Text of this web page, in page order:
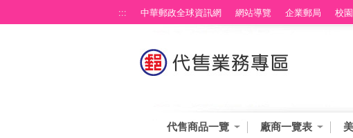
::: 中華郵政全球資訊網 網站導覽 企業郵局 校
代售商品一覽 廠商一覽表